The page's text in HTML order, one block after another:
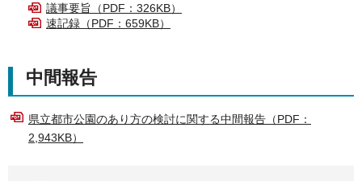
議事要旨（PDF：326KB）
速記録（PDF：659KB）
中間報告
県立都市公園のあり方の検討に関する中間報告（PDF：
2,943KB）